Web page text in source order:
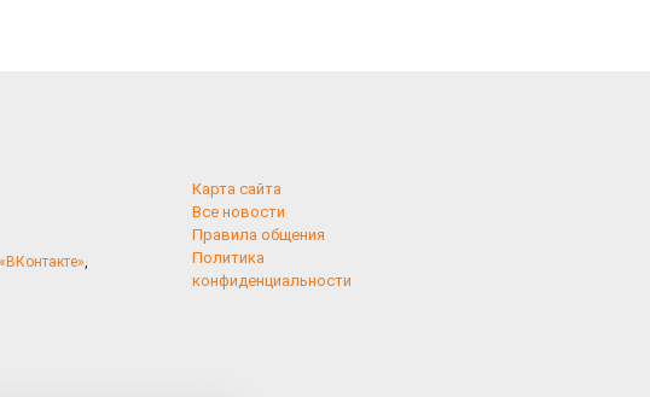
«ВКонтакте»,
Карта сайта
Все новости
Правила общения
Политика
конфиденциальности
которые применяются